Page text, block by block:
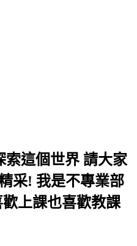
索這個世界 請大家
采! 我是不專業部
上課也喜歡教課